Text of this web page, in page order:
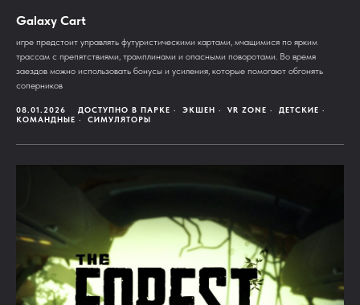
Galaxy Cart
игре предстоит управлять футуристическими картами, мчащимися по ярким
трассам с препятствиями, трамплинами и опасными поворотами. Во время
заездов можно использовать бонусы и усиления, которые помогают обгонять
соперников
08.01.2026 ДОСТУПНО В ПАРКЕ ЭКШЕН VR ZONE
ДЕТСКИЕ
КОМАНДНЫЕ
СИМУЛЯТОРЫ